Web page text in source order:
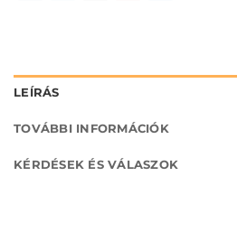
LEÍRÁS
TOVÁBBI INFORMÁCIÓK
KÉRDÉSEK ÉS VÁLASZOK